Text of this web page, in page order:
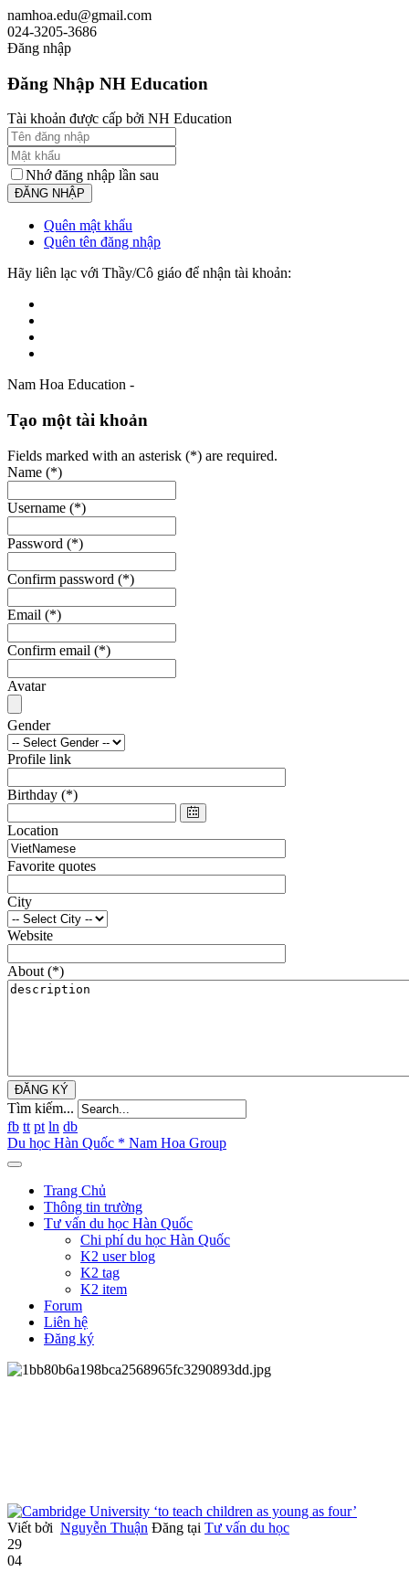
namhoa.edu@gmail.com
024-3205-3686
Đăng nhập
Đăng Nhập NH Education
Tài khoản được cấp bởi NH Education
Nhớ đăng nhập lần sau
Quên mật khẩu
Quên tên đăng nhập
Hãy liên lạc với Thầy/Cô giáo để nhận tài khoản:
Nam Hoa Education -
Tạo một tài khoản
Fields marked with an asterisk (*) are required.
Name (*)
Username (*)
Password (*)
Confirm password (*)
Email (*)
Confirm email (*)
Avatar
Gender
Profile link
Birthday (*)
Location
Favorite quotes
City
Website
About (*)
ĐĂNG KÝ
Tìm kiếm...
fb tt pt ln db
Du học Hàn Quốc * Nam Hoa Group
Trang Chủ
Thông tin trường
Tư vấn du học Hàn Quốc
Chi phí du học Hàn Quốc
K2 user blog
K2 tag
K2 item
Forum
Liên hệ
Đăng ký
Viết bởi Nguyễn Thuận Đăng tại Tư vấn du học
29
04